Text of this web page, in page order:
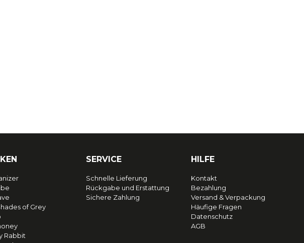
of Grey
Rabbit
SERVICE
Schnelle Lieferung
Rückgabe und Erstattung
Sichere Zahlung
HILFE
Kontakt
Bezahlung
Versand & Verpackung
Häufige Fragen
Datenschutz
AGB